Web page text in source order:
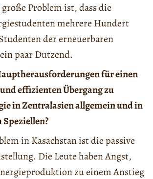
Problem ist, dass die
mehrere Hundert
der erneuerbaren
paar Dutzend.
für einen
effizienten Übergang zu
in Zentralasien allgemein und in
in Kasachstan ist die passive
Die Leute haben Angst,
zu einem Anstieg